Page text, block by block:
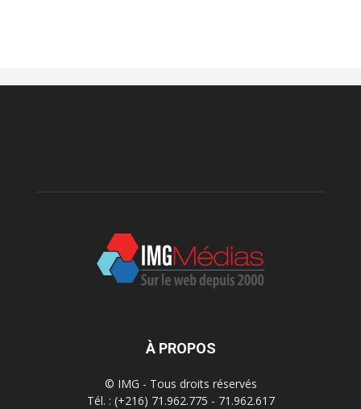
À PROPOS
© IMG - Tous droits réservés
Tél. : (+216) 71.962.775 - 71.962.617